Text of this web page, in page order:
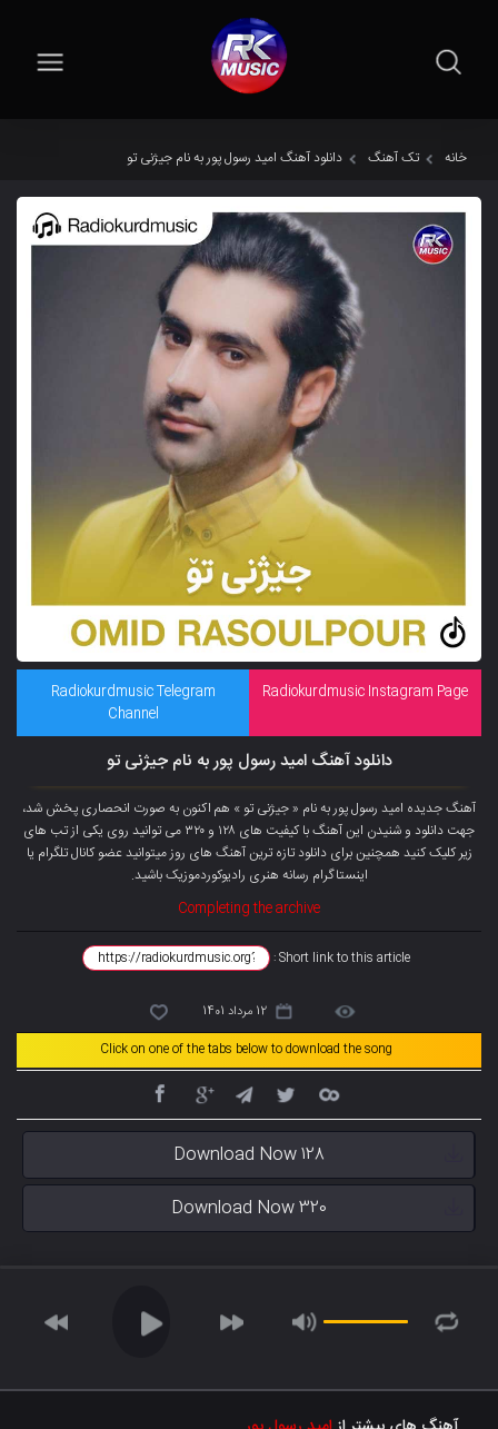
خانه تک آهنگ دانلود آهنگ امید رسول پور به نام جیژنی تو
Radiokurdmusic Instagram Page
Radiokurdmusic Telegram
Channel
دانلود آهنگ امید رسول پور به نام جیژنی تو
آهنگ جدیده امید رسول پور به نام « جیژنی تو » هم اکنون به صورت انحصاری پخش شد،
جهت دانلود و شنیدن این آهنگ با کیفیت های ۱۲۸ و ۳۲۰ می توانید روی یکی از تب های
زیر کلیک کنید همچنین برای دانلود تازه ترین آهنگ های روز میتوانید عضو کانال تلگرام یا
اینستاگرام رسانه هنری رادیوکوردموزیک باشید.
Completing the archive
Short link to this article :
12 مرداد 1401
Click on one of the tabs below to download the song
Download Now 128
Download Now 320